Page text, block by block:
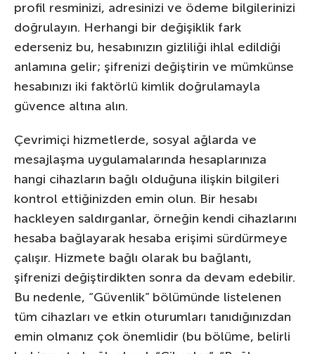
profil resminizi, adresinizi ve ödeme bilgilerinizi
doğrulayın. Herhangi bir değişiklik fark
ederseniz bu, hesabınızın gizliliği ihlal edildiği
anlamına gelir; şifrenizi değiştirin ve mümkünse
hesabınızı iki faktörlü kimlik doğrulamayla
güvence altına alın.
Çevrimiçi hizmetlerde, sosyal ağlarda ve
mesajlaşma uygulamalarında hesaplarınıza
hangi cihazların bağlı olduğuna ilişkin bilgileri
kontrol ettiğinizden emin olun. Bir hesabı
hackleyen saldırganlar, örneğin kendi cihazlarını
hesaba bağlayarak hesaba erişimi sürdürmeye
çalışır. Hizmete bağlı olarak bu bağlantı,
şifrenizi değiştirdikten sonra da devam edebilir.
Bu nedenle, “Güvenlik” bölümünde listelenen
tüm cihazları ve etkin oturumları tanıdığınızdan
emin olmanız çok önemlidir (bu bölüme, belirli